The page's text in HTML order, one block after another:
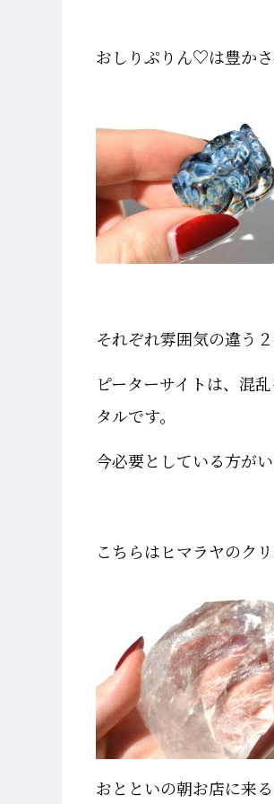
おしりぷりん♡は豊か
それぞれ雰囲気の違う
ピーターサイトは、混
タルです。
今必要としている方が
こちらはヒマラヤのクリ
おとといの朝お店に来